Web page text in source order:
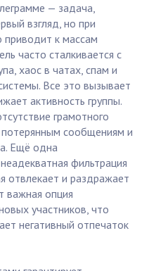
— задача,
взгляд, но при
к массам
часто сталкивается с
хаос в чатах, спам и
Все это вызывает
активность группы.
грамотного
сообщениям и
Ещё одна
фильтрация
отвлекает и раздражает
важная опция
участников, что
негативный отпечаток